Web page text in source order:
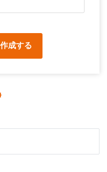
成する